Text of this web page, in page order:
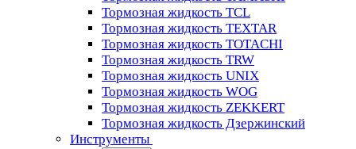
Тормозная жидкость TCL
Тормозная жидкость TEXTAR
Тормозная жидкость TOTACHI
Тормозная жидкость TRW
Тормозная жидкость UNIX
Тормозная жидкость WOG
Тормозная жидкость ZEKKERT
Тормозная жидкость Дзержинский
Инструменты